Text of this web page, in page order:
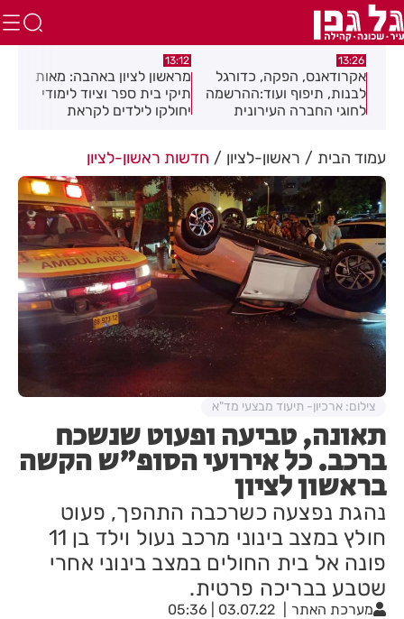
הפקה, כדורגל
ועוד:ההרשמה
העירונית
מראשון לציון באהבה: מאות
תיקי בית ספר וציוד לימודי
יחולקו לילדים לקראת
חגיגה תימנית
מוזיקה, מסורת
בפסטיבל "עדות"
עמוד הבית ראשון-לציון חדשות ראשון-לציון
תאונה, טביעה ופעוט שנשכח
ברכב. כל אירועי הסופ"ש הקשה
בראשון לציון
נהגת נפצעה כשרכבה התהפך, פעוט
חולץ במצב בינוני מרכב נעול וילד בן 11
פונה אל בית החולים במצב בינוני אחרי
שטבע בבריכה פרטית.
מערכת האתר 03.07.22 | 05:36
צילום: ארכיון- תיעוד מבצעי מד"א